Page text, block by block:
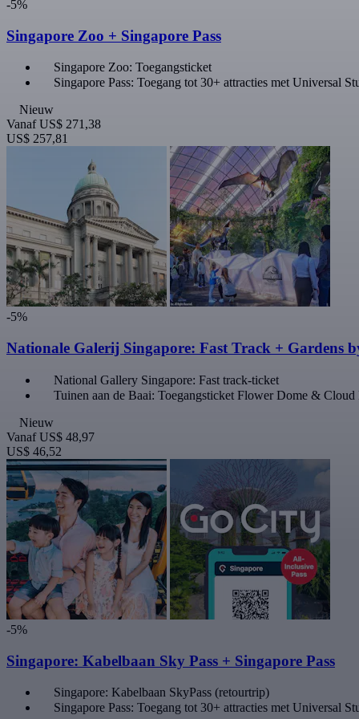
-5%
Singapore Zoo + Singapore Pass
Singapore Zoo: Toegangsticket
Singapore Pass: Toegang tot 30+ attracties met Universal
Nieuw
Vanaf US$ 271,38
US$ 257,81
-5%
Nationale Galerij Singapore: Fast Track + Gardens
National Gallery Singapore: Fast track-ticket
Tuinen aan de Baai: Toegangsticket Flower Dome & Cloud
Nieuw
Vanaf US$ 48,97
US$ 46,52
-5%
Singapore: Kabelbaan Sky Pass + Singapore Pass
Singapore: Kabelbaan SkyPass (retourtrip)
Singapore Pass: Toegang tot 30+ attracties met Universal